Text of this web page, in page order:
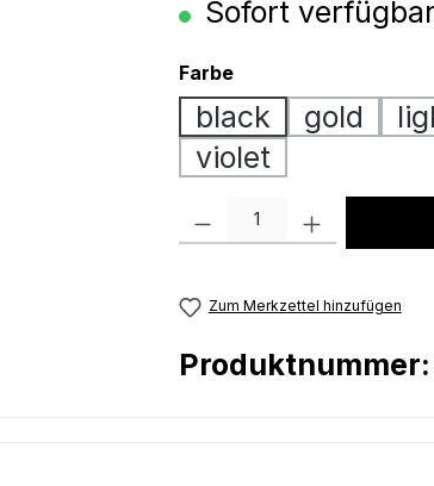
Sofort
Farbeauswählen
black gold
violet
Produkt Anzahl: Gib den
Zum Merkzettel hinzufügen
Produktnummer: